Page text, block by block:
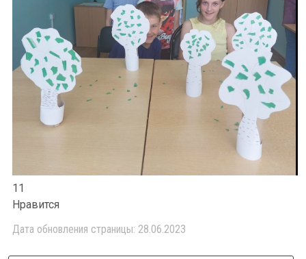
11
Нравится
Дата обновления страницы: 28.06.2023